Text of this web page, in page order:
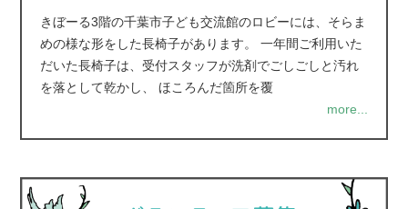
きぼーる3階の千葉市子ども交流館のロビーには、そらま
めの様な形をした長椅子があります。 一年間ご利用いた
だいた長椅子は、受付スタッフが洗剤でごしごしと汚れ
を落として乾かし、 ほころんだ箇所を覆
more...